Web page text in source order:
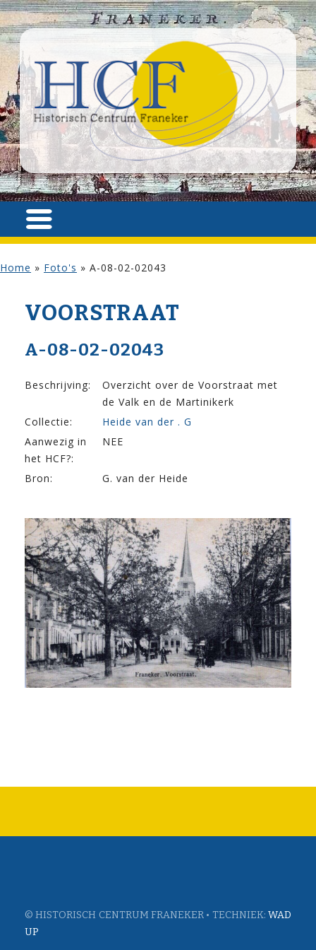
Home » Foto's » A-08-02-02043
VOOR­STRAAT
A-08-02-02043
Beschrijving:
Overzicht over de Voorstraat met
de Valk en de Martinikerk
Collectie:
Heide van der . G
Aanwezig in
het HCF?:
NEE
Bron: G. van der Heide
© HISTORISCH CENTRUM FRANEKER • TECHNIEK: WAD
UP